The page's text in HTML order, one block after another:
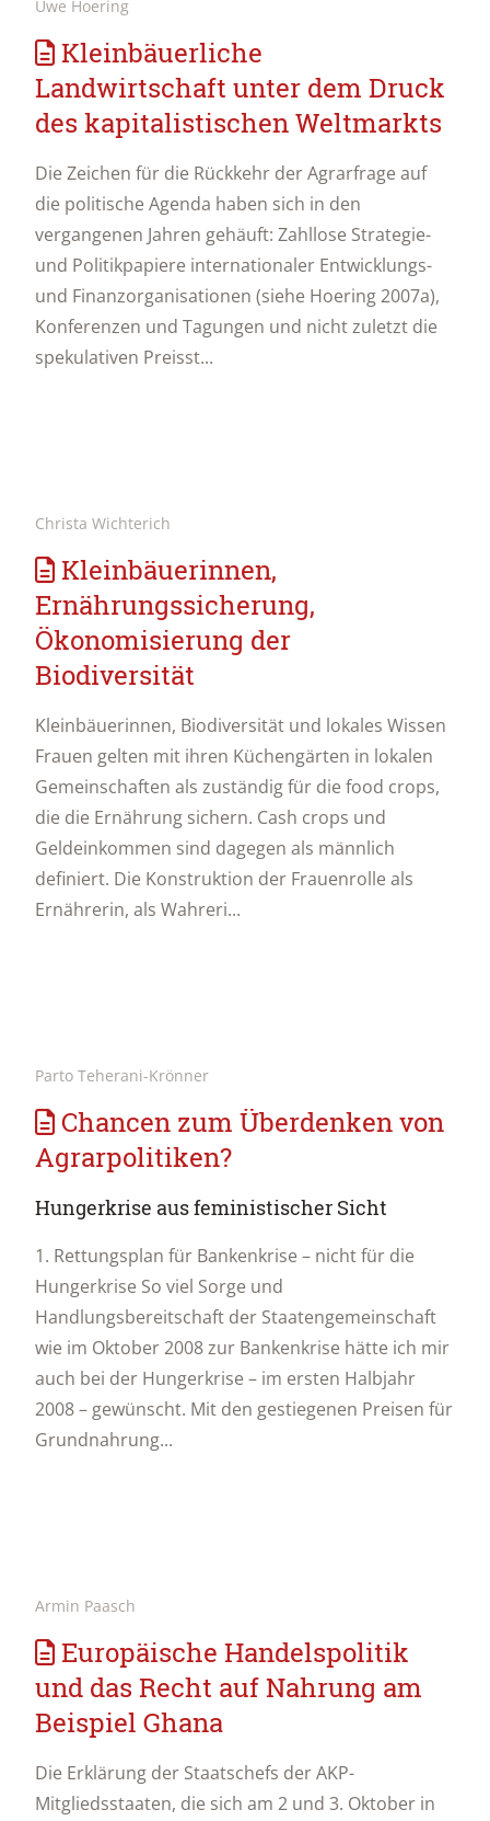
Uwe Hoering
Kleinbäuerliche
Landwirtschaft unter dem Druck
des kapitalistischen Weltmarkts
Die Zeichen für die Rückkehr der Agrarfrage auf
die politische Agenda haben sich in den
vergangenen Jahren gehäuft: Zahllose Strategie-
und Politikpapiere internationaler Entwicklungs-
und Finanzorganisationen (siehe Hoering 2007a),
Konferenzen und Tagungen und nicht zuletzt die
spekulativen Preisst...
Christa Wichterich
Kleinbäuerinnen,
Ernährungssicherung,
Ökonomisierung der
Biodiversität
Kleinbäuerinnen, Biodiversität und lokales Wissen
Frauen gelten mit ihren Küchengärten in lokalen
Gemeinschaften als zuständig für die food crops,
die die Ernährung sichern. Cash crops und
Geldeinkommen sind dagegen als männlich
definiert. Die Konstruktion der Frauenrolle als
Ernährerin, als Wahreri...
Parto Teherani-Krönner
Chancen zum Überdenken von
Agrarpolitiken?
Hungerkrise aus feministischer Sicht
1. Rettungsplan für Bankenkrise – nicht für die
Hungerkrise So viel Sorge und
Handlungsbereitschaft der Staatengemeinschaft
wie im Oktober 2008 zur Bankenkrise hätte ich mir
auch bei der Hungerkrise – im ersten Halbjahr
2008 – gewünscht. Mit den gestiegenen Preisen für
Grundnahrung...
Armin Paasch
Europäische Handelspolitik
und das Recht auf Nahrung am
Beispiel Ghana
Die Erklärung der Staatschefs der AKP-
Mitgliedsstaaten, die sich am 2 und 3. Oktober in